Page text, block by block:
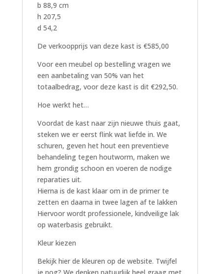
b 88,9 cm
h 207,5
d 54,2
De verkoopprijs van deze kast is €585,00
Voor een meubel op bestelling vragen we
een aanbetaling van 50% van het
totaalbedrag, voor deze kast is dit €292,50.
Hoe werkt het…
Voordat de kast naar zijn nieuwe thuis gaat,
steken we er eerst flink wat liefde in. We
schuren, geven het hout een preventieve
behandeling tegen houtworm, maken we
hem grondig schoon en voeren de nodige
reparaties uit.
Hierna is de kast klaar om in de primer te
zetten en daarna in twee lagen af te lakken
Hiervoor wordt professionele, kindveilige lak
op waterbasis gebruikt.
Kleur kiezen
Bekijk hier de kleuren op de website. Twijfel